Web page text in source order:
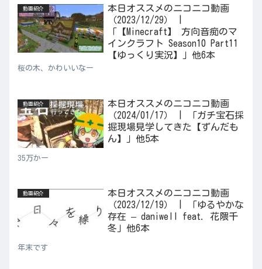
動画紹介
本日オススメのニコニコ動画
（2023/12/29） |
「【Minecraft】 方向音痴のマ
インクラフト Season10 Part11
【ゆっくり実況】」他6本
桜の木、かわいいなー
動画紹介
本日オススメのニコニコ動画
（2024/01/17） | 「ガチ宝石採
掘現場見学してきた【ずんだも
ん】」他5本
35万かー
動画紹介
本日オススメのニコニコ動画
（2023/12/19） | 「ゆるやかな
存在 – daniwell feat. 花隈千
冬」他6本
年末です